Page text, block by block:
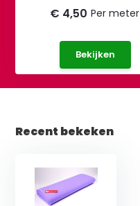
€ 4,50 Per meter
Bekijken
Recent bekeken